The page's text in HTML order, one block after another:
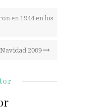
en 1944 en los
2009